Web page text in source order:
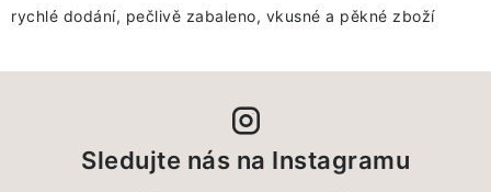
rychlé dodání, pečlivě zabaleno, vkusné a pěkné zboží
Sledujte nás na Instagramu